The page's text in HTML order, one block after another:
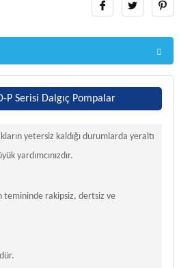
P Serisi Dalgıç Pompalar
yetersiz kaldığı durumlarda yeraltı
yardımcınızdır.
temininde rakipsiz, dertsiz ve